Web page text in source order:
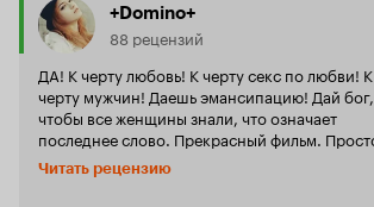
+Domino+
88 рецензий
ДА! К черту любовь! К черту секс по любви! К
черту мужчин! Даешь эмансипацию! Дай бог,
чтобы все женщины знали, что означает
последнее слово. Прекрасный фильм. Просто
очаровательный. Минимализм 60-х, Рене и
Эван (после этого имени стоит упасть в
Читать рецензию